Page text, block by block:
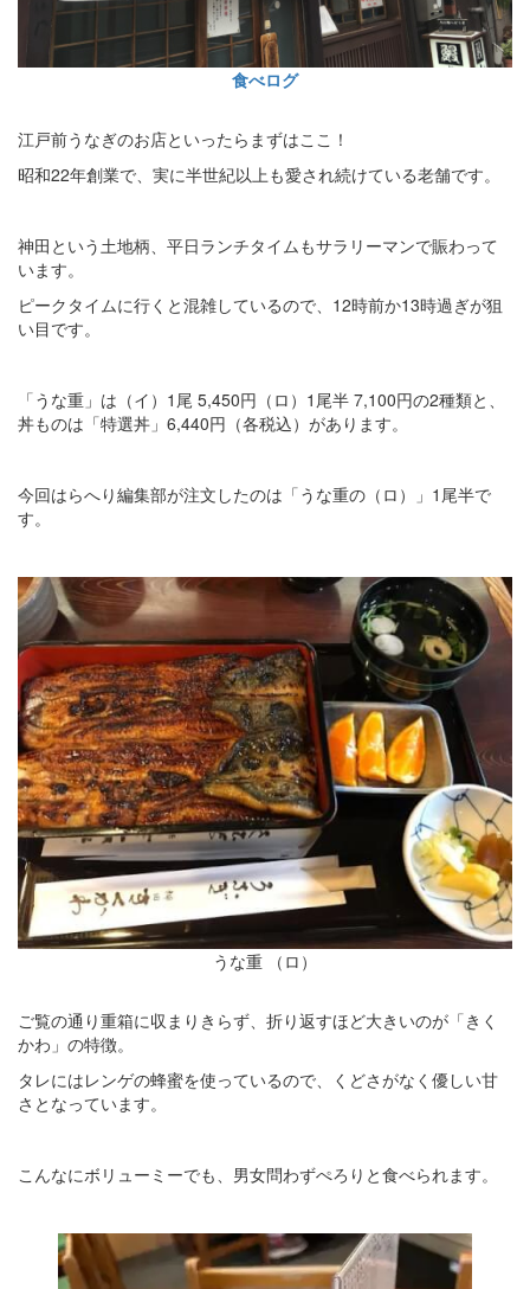
食べログ
江戸前うなぎのお店といったらまずはここ！
昭和22年創業で、実に半世紀以上も愛され続けている老舗です。
神田という土地柄、平日ランチタイムもサラリーマンで賑わって
います。
ピークタイムに行くと混雑しているので、12時前か13時過ぎが狙
い目です。
「うな重」は（イ）1尾 5,450円（ロ）1尾半 7,100円の2種類と、
丼ものは「特選丼」6,440円（各税込）があります。
今回はらへり編集部が注文したのは「うな重の（ロ）」1尾半で
す。
うな重 （ロ）
ご覧の通り重箱に収まりきらず、折り返すほど大きいのが「きく
かわ」の特徴。
タレにはレンゲの蜂蜜を使っているので、くどさがなく優しい甘
さとなっています。
こんなにボリューミーでも、男女問わずぺろりと食べられます。